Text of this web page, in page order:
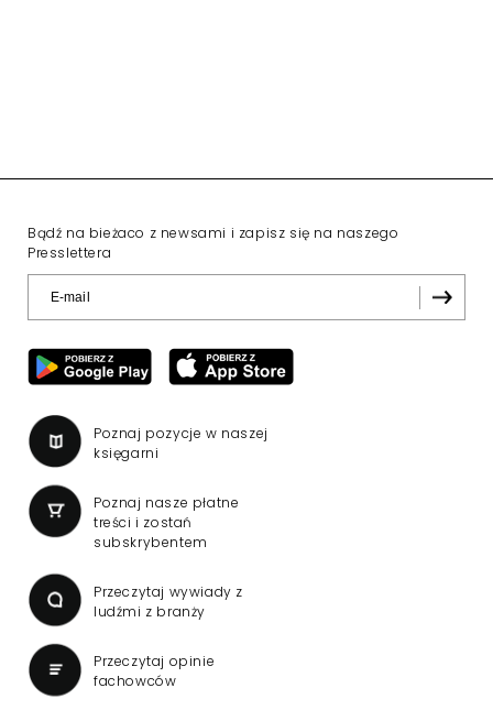
Wniosek o przedłużenie
koncesji dla TVN 24 BiS
wpłynął do KRRiT
i Telewizji o przedłużenie koncesji kablowo-
satelitarnej dla telewizji TVN 24 BiS –